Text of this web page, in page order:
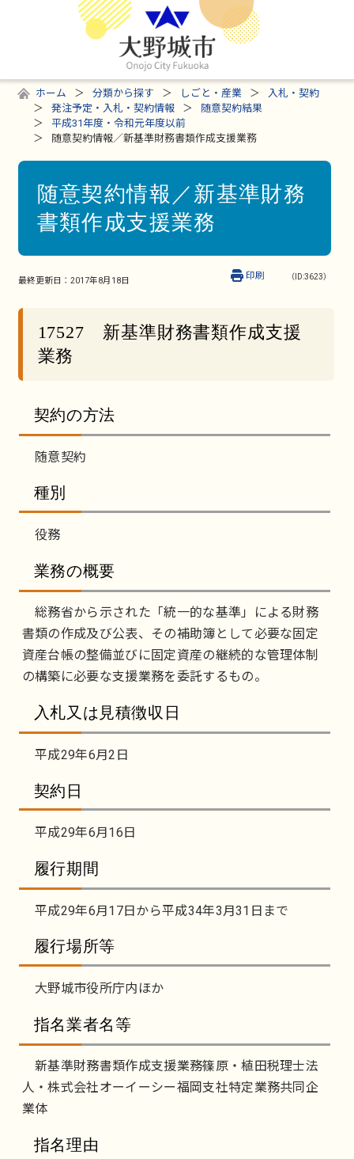
ホーム 分類から探す しごと・産業
入札・契約
発注予定・入札・契約情報
随意契約結果
平成31年度・令和元年度以前
随意契約情報／新基準財務書類作成支援業務
随意契約情報／新基準財務
書類作成支援業務
最終更新日： 2017年8月18日 （ID:3623）
印刷
17527 新基準財務書類作成支援
業務
契約の方法
随意契約
種別
役務
業務の概要
総務省から示された「統一的な基準」による財務
書類の作成及び公表、その補助簿として必要な固定
資産台帳の整備並びに固定資産の継続的な管理体制
の構築に必要な支援業務を委託するもの。
入札又は見積徴収日
平成29年6月2日
契約日
平成29年6月16日
履行期間
平成29年6月17日から平成34年3月31日まで
履行場所等
大野城市役所庁内ほか
指名業者名等
新基準財務書類作成支援業務篠原・植田税理士法
人・株式会社オーイーシー福岡支社特定業務共同企
業体
指名理由